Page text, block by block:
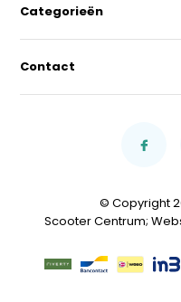
Categorieën
Contact
© Copyright
Scooter Centrum;